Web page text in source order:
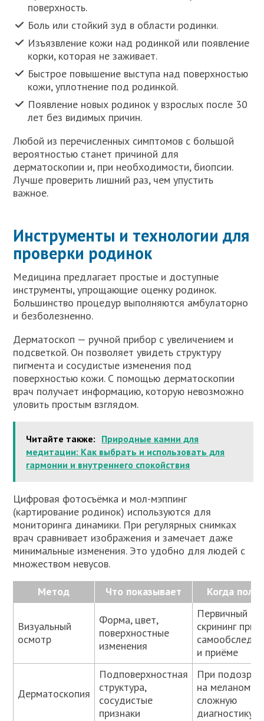
поверхность.
Боль или стойкий зуд в области родинки.
Изъязвление кожи над родинкой или появление
корки, которая не заживает.
Быстрое повышение выступа над поверхностью
кожи, уплотнение под родинкой.
Появление новых родинок у взрослых после 30
лет без видимых причин.
Любой из перечисленных симптомов с большой
вероятностью станет причиной для
дерматоскопии и, при необходимости, биопсии.
Лучше проверить лишний раз, чем упустить
важное.
Инструменты и технологии для
проверки родинок
Медицина предлагает простые и доступные
инструменты, упрощающие оценку родинок.
Большинство процедур выполняются амбулаторно
и безболезненно.
Дерматоскоп — ручной прибор с увеличением и
подсветкой. Он позволяет увидеть структуру
пигмента и сосудистые изменения под
поверхностью кожи. С помощью дерматоскопии
врач получает информацию, которую невозможно
уловить простым взглядом.
Читайте также: Природные камни для
медитации: Как выбрать и использовать для
гармонии и внутреннего спокойствия
Цифровая фотосъёмка и мол-мэппинг
(картирование родинок) используются для
мониторинга динамики. При регулярных снимках
врач сравнивает изображения и замечает даже
минимальные изменения. Это удобно для людей с
множеством невусов.
Метод Что показывает Когда
Визуальный
осмотр
Форма, цвет,
поверхностные
изменения
Первичный
скрининг при
и приёме
Дерматоскопия
Подповерхностная
структура,
сосудистые
признаки
При
на меланому
сложную
диагностику